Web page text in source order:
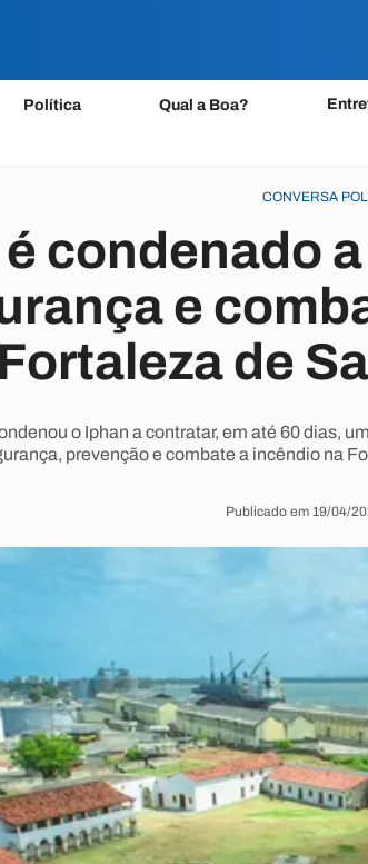
Política Qual a Boa?
CONVERSA
condenado
e
Fortaleza de
o Iphan a contratar, em até 60 dias,
prevenção e combate a incêndio na
Publicado em 19/04/